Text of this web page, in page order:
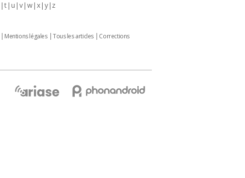
t u v w x y z
Mentions légales Tous les articles
Corrections